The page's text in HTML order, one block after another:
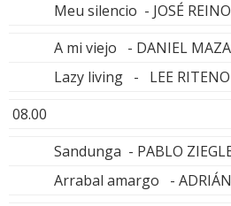
Meu silencio - JOSÉ
A mi viejo - DANIEL MAZA
Lazy living - LEE
08.00
Sandunga - PABLO
Arrabal amargo - ADRIÁN